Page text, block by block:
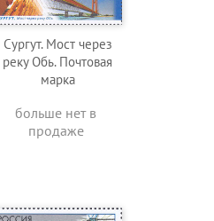
Сургут. Мост через
реку Обь. Почтовая
марка
больше нет в
продаже